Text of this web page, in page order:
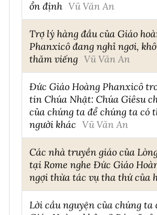
ổn định Vũ Văn An
Trợ lý hàng đầu của Giáo
Phanxicô đang nghỉ ngơi,
thăm viếng Vũ Văn An
Đức Giáo Hoàng Phanxicô
tin Chúa Nhật: Chúa Giêsu
của chúng ta để chúng ta có
người khác Vũ Văn An
Các nhà truyền giáo của
tại Rome nghe Đức Giáo
ngợi thừa tác vụ tha thứ của
Lời cầu nguyện của chúng ta